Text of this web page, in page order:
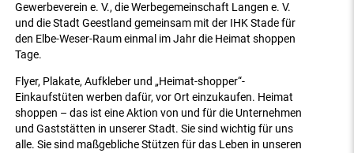
Gewerbeverein e. V., die Werbegemeinschaft Langen e. V.
und die Stadt Geestland gemeinsam mit der IHK Stade für
den Elbe-Weser-Raum einmal im Jahr die Heimat shoppen
Tage.
Flyer, Plakate, Aufkleber und „Heimat-shopper“-
Einkaufstüten werben dafür, vor Ort einzukaufen. Heimat
shoppen – das ist eine Aktion von und für die Unternehmen
und Gaststätten in unserer Stadt. Sie sind wichtig für uns
alle. Sie sind maßgebliche Stützen für das Leben in unseren